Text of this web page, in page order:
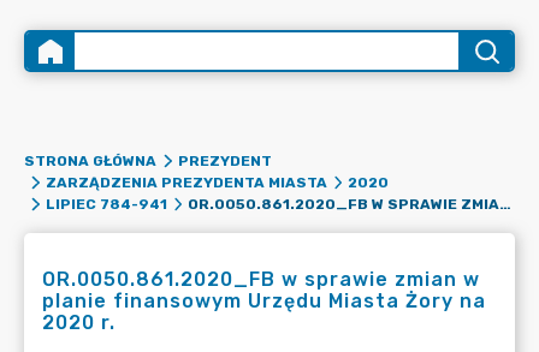
STRONA GŁÓWNA
PREZYDENT
ZARZĄDZENIA PREZYDENTA MIASTA
2020
LIPIEC 784-941
OR.0050.861.2020_FB W SPRAWIE ZMIAN W PLANIE FINANSOWYM URZĘDU MIASTA ŻORY NA 2020 R.
OR.0050.861.2020_FB w sprawie zmian w
planie finansowym Urzędu Miasta Żory na
2020 r.